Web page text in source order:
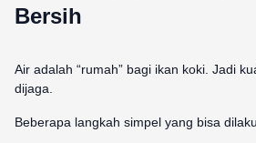
Bersih
Air adalah “rumah” bagi ikan koki. Jadi
dijaga.
Beberapa langkah simpel yang bisa